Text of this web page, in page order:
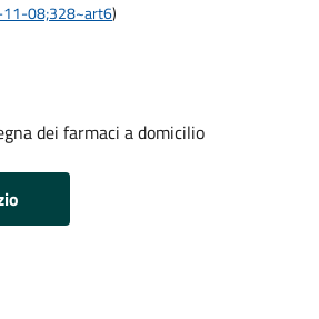
11-08;328~art6)
dei farmaci a domicilio